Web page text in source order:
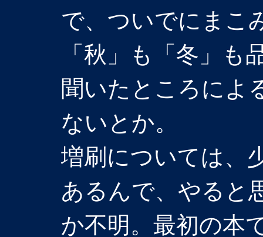
で、ついでにまこ
「秋」も「冬」
聞いたところによ
ないとか。
増刷については、
あるんで、やると
か不明。最初の本